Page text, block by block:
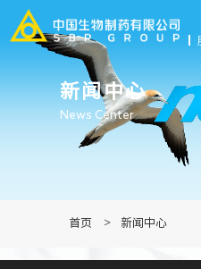
新闻中心
News Center
首页 > 新闻中心